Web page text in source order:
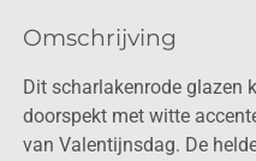
Omschrijving
Dit scharlakenrode glazen
doorspekt met witte
van Valentijnsdag. De